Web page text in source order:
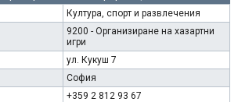
Култура, спорт и развлечения
9200 - Организиране на хазартни
игри
ул. Кукуш 7
София
+359 2 812 93 67